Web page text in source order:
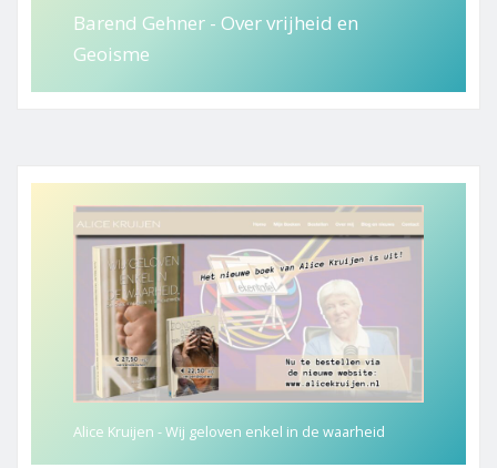
Barend Gehner - Over vrijheid en
Geoisme
Alice Kruijen - Wij geloven enkel in de waarheid